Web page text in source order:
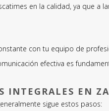
en la calidad, ya que a
con tu equipo de
efectiva es
INTEGRALES EN
sigue estos pasos: